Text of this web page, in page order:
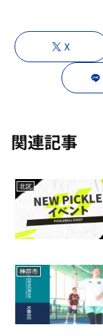
X
関連記事
北区
神戸市